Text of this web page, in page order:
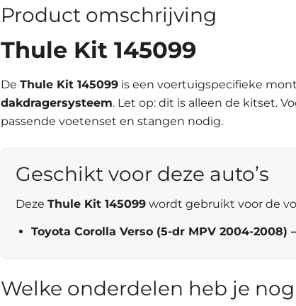
Product omschrijving
Thule Kit 145099
De Thule Kit 145099is een voertuigspecifieke
dakdragersysteem. Let op: dit is alleen de kitset.
passende voetenset en stangen nodig.
Geschikt voor deze auto’s
Deze Thule Kit 145099wordt gebruikt voor de
Toyota Corolla Verso (5-dr MPV 2004-
Welke onderdelen heb je